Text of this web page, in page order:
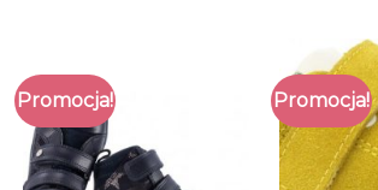
Promocja! Promocja!